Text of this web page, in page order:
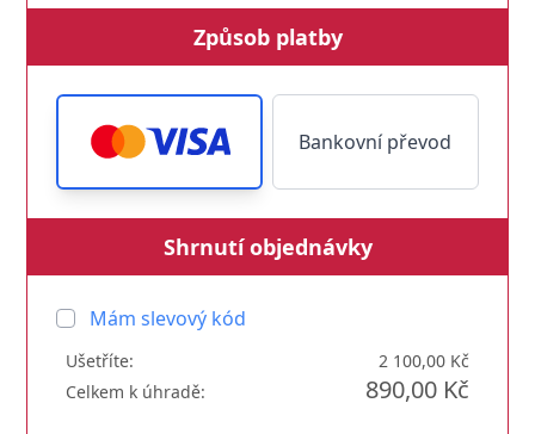
Způsob platby
Bankovní převod
Shrnutí objednávky
Mám slevový kód
Ušetříte:
2 100,00 Kč
Celkem k úhradě:
890,00 Kč